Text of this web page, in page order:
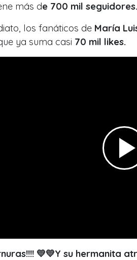
más de 700 mil seguidores.
los fanáticos de María
ya suma casi 70 mil likes.
💛💛Y su hermanita